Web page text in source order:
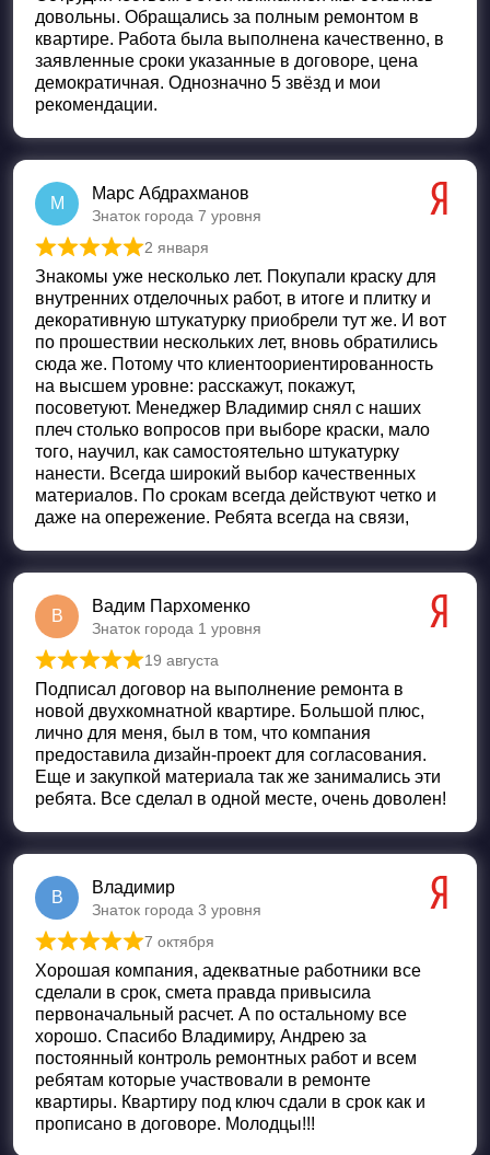
довольны. Обращались за полным ремонтом в
квартире. Работа была выполнена качественно, в
заявленные сроки указанные в договоре, цена
демократичная. Однозначно 5 звёзд и мои
рекомендации.
М
Марс Абдрахманов
Знаток города 7 уровня
Оценка из 5
2 января
Знакомы уже несколько лет. Покупали краску для
внутренних отделочных работ, в итоге и плитку и
декоративную штукатурку приобрели тут же. И вот
по прошествии нескольких лет, вновь обратились
сюда же. Потому что клиентоориентированность
на высшем уровне: расскажут, покажут,
посоветуют. Менеджер Владимир снял с наших
плеч столько вопросов при выборе краски, мало
того, научил, как самостоятельно штукатурку
нанести. Всегда широкий выбор качественных
материалов. По срокам всегда действуют четко и
даже на опережение. Ребята всегда на связи,
В
Вадим Пархоменко
Знаток города 1 уровня
Оценка из 5
19 августа
Подписал договор на выполнение ремонта в
новой двухкомнатной квартире. Большой плюс,
лично для меня, был в том, что компания
предоставила дизайн-проект для согласования.
Еще и закупкой материала так же занимались эти
ребята. Все сделал в одной месте, очень доволен!
В
Владимир
Знаток города 3 уровня
Оценка из 5
7 октября
Хорошая компания, адекватные работники все
сделали в срок, смета правда привысила
первоначальный расчет. А по остальному все
хорошо. Спасибо Владимиру, Андрею за
постоянный контроль ремонтных работ и всем
ребятам которые участвовали в ремонте
квартиры. Квартиру под ключ сдали в срок как и
прописано в договоре. Молодцы!!!